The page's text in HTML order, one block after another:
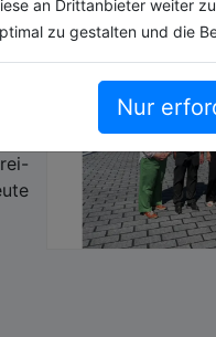
an Drittanbieter weiter
zu gestalten und die
Nur
Geschichte
hat die
wurden,
Hallen arbeiten
Das Areal
Fehler zulässt
Märkten und
Entwicklung,